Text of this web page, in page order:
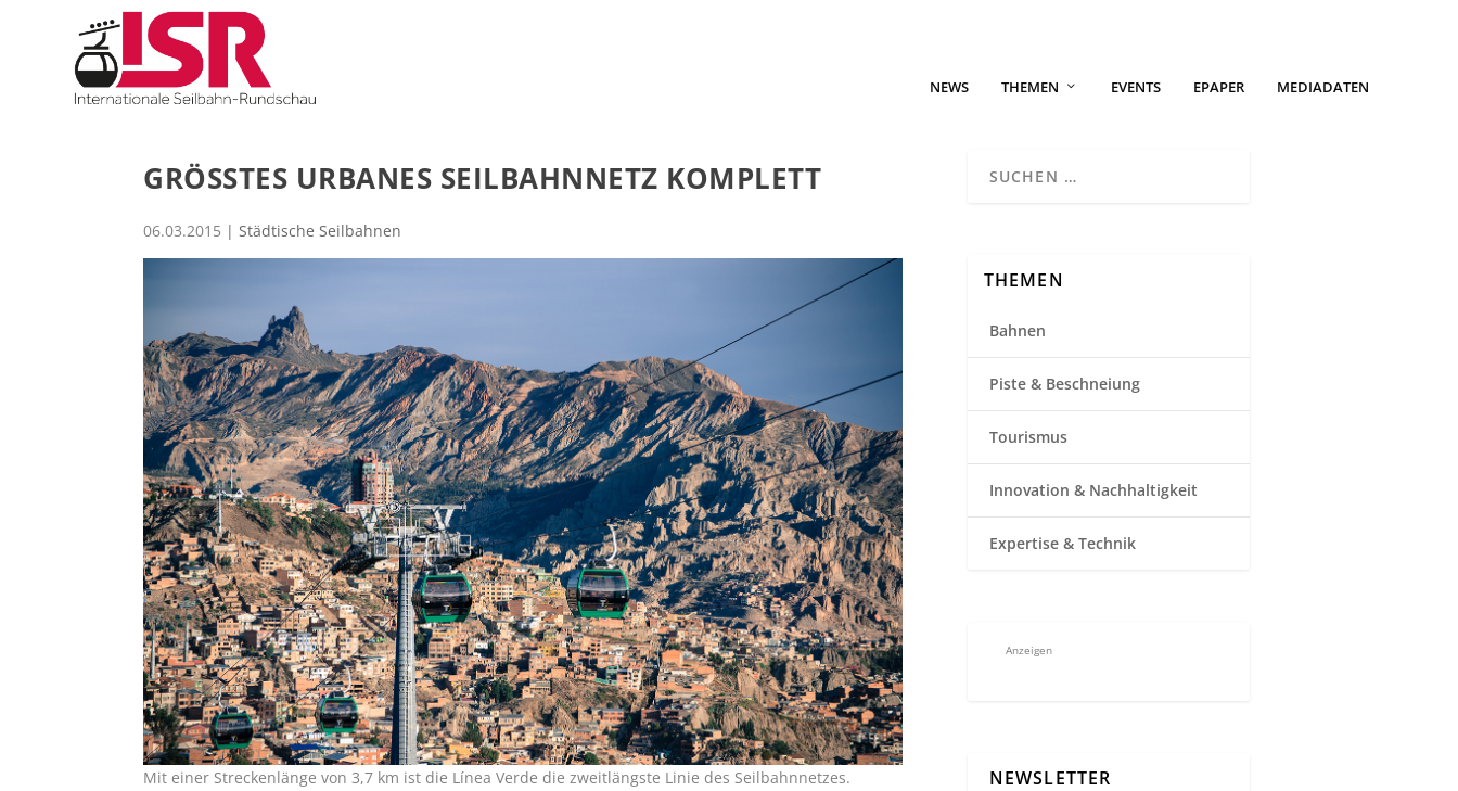
NEWS THEMEN EVENTS EPAPER MEDIADATEN
GRÖSSTES URBANES SEILBAHNNETZ KOMPLETT
06.03.2015 | Städtische Seilbahnen
Mit einer Streckenlänge von 3,7 km ist die Línea Verde die zweitlängste Linie des Seilbahnnetzes.
THEMEN
Bahnen
Piste & Beschneiung
Tourismus
Innovation & Nachhaltigkeit
Expertise & Technik
Anzeigen
NEWSLETTER